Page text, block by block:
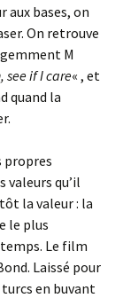
aux bases, on
On retrouve
M
see if I care« , et
quand la
propres
valeurs qu’il
la valeur : la
le plus
Le film
Laissé pour
en buvant